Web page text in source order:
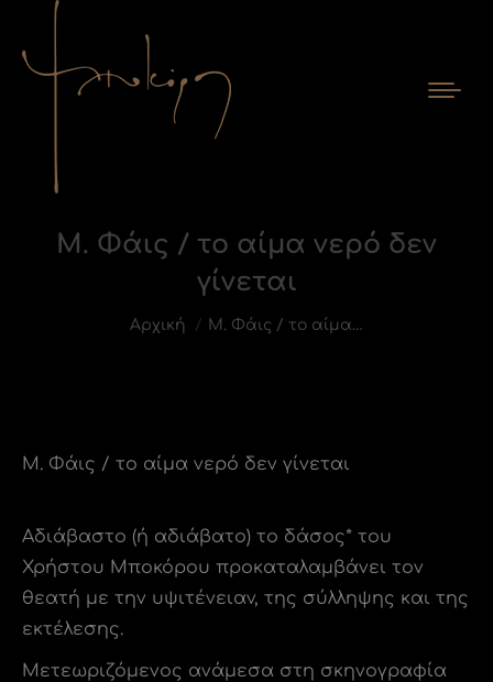
Μ. Φάις / το αίμα νερό δεν
γίνεται
You are here:
Αρχική Μ. Φάις / το αίμα…
Μ. Φάις / το αίμα νερό δεν γίνεται
Αδιάβαστο (ή αδιάβατο) το δάσος* του
Χρήστου Μποκόρου προκαταλαμβάνει τον
θεατή με την υψιτένειαν, της σύλληψης και της
εκτέλεσης.
Μετεωριζόμενος ανάμεσα στη σκηνογραφία